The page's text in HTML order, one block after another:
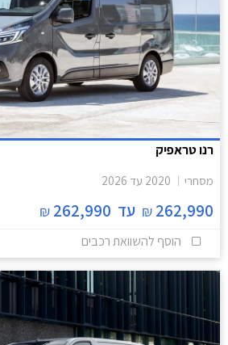
רנו טראפיק
מסחרי 2020 עד 2026
262,990
₪ עד 262,990
₪
הוסף להשוואת רכבים